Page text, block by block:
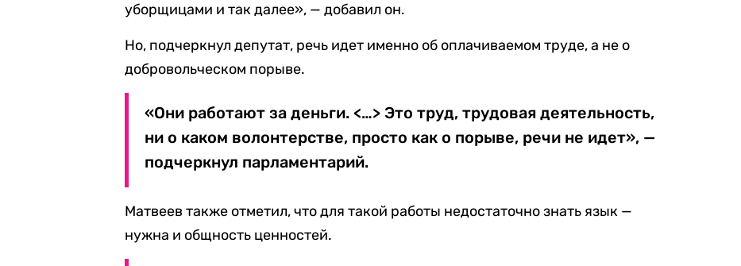
уборщицами и так далее», — добавил он.
Но, подчеркнул депутат, речь идет именно об оплачиваемом труде, а не о
добровольческом порыве.
«Они работают за деньги. <…> Это труд, трудовая деятельность,
ни о каком волонтерстве, просто как о порыве, речи не идет», —
подчеркнул парламентарий.
Матвеев также отметил, что для такой работы недостаточно знать язык —
нужна и общность ценностей.